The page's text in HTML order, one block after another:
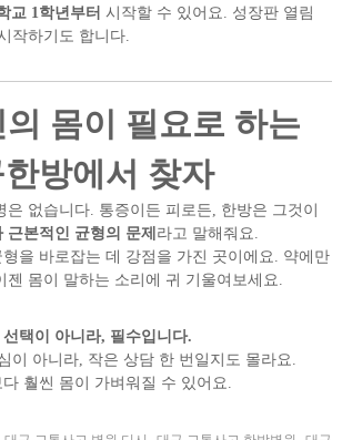
교 1학년부터 시작할 수 있어요. 성장판 열림
작하기도 합니다.
몸이 필요로 하는
방에서 찾자
은 없습니다. 통증이든 피로든, 한방은 그것이
본적인 균형의 문제 라고 말해줘요.
을 바로잡는 데 강점을 가진 곳이에요. 약에만
젠 몸이 말하는 소리에 귀 기울여보세요.
택이 아니라, 필수입니다.
이 아니라, 작은 상담 한 번일지도 몰라요.
훨씬 몸이 가벼워질 수 있어요.